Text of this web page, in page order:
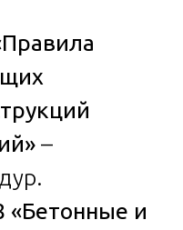
–
«Бетонные и